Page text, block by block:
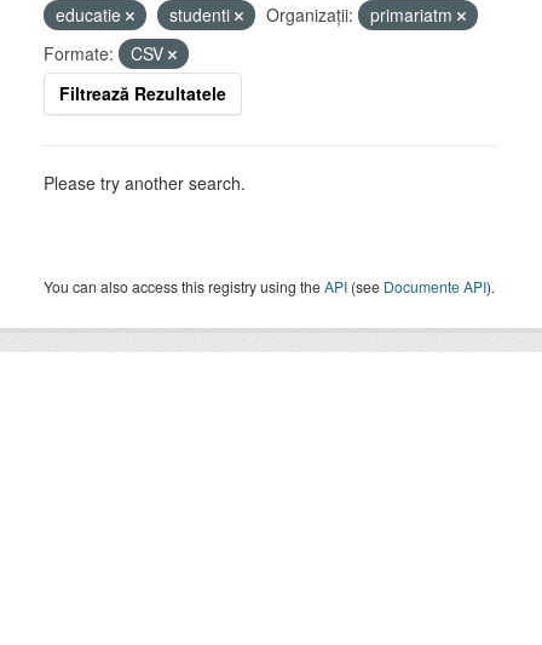
educatie
studenti Organizații:
primariatm
Formate:
CSV
Filtrează Rezultatele
Please try another search.
You can also access this registry using theAPI (see Documente API).